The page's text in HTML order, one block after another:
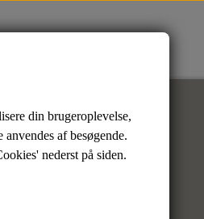
Bambus
- 5 Pack
din brugeroplevelse,
af besøgende.
nederst på siden.